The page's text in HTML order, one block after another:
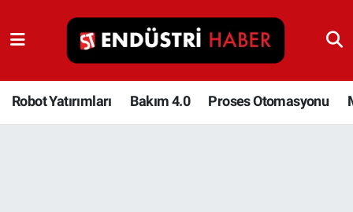
Robot Yatırımları Bakım 4.0 Proses Otomasyonu
Robot Yatırımları
Bakım 4.0